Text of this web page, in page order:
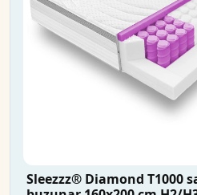
Sleezzz® Diamond T1000